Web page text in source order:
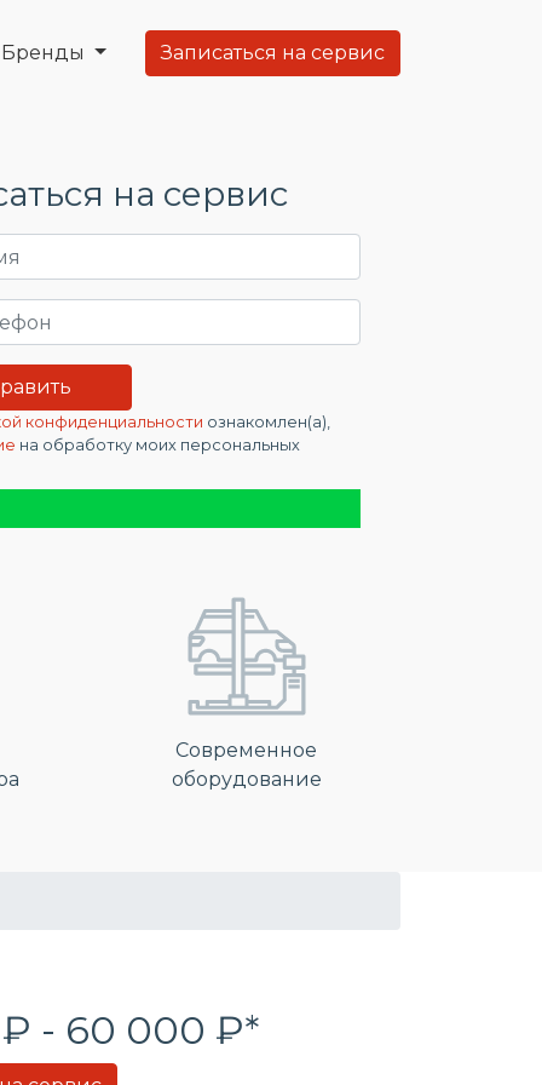
Бренды Записаться на сервис
на сервис
конфиденциальности ознакомлен(а),
на обработку моих персональных
Современное
оборудование
- 60 000 ₽*